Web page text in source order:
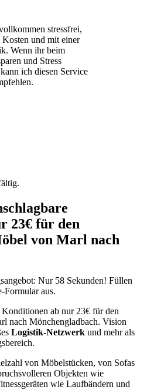
stressfrei,
Kosten und mit einer
Wenn ihr beim
und Stress
ich diesen Service
23€ für den
von Marl nach
Nur 58 Sekunden! Füllen
Formular aus.
ab nur 23€ für den
nach Mönchengladbach. Vision
Logistik-Netzwerk und mehr als
von Möbelstücken, von Sofas
Objekten wie
wie Laufbändern und